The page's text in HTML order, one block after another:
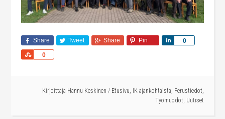
Share Tweet Share Pin 0
Share
0
Share
Kirjoittaja Hannu Keskinen / Etusivu, IK ajankohtaista, Perustiedot,
Työmuodot, Uutiset